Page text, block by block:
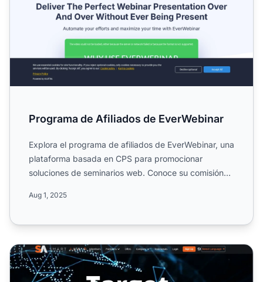
Programa de Afiliados de EverWebinar
Explora el programa de afiliados de EverWebinar, una
plataforma basada en CPS para promocionar
soluciones de seminarios web. Conoce su comisión
Aug 1, 2025
Programa de Afiliados de Smart Adv